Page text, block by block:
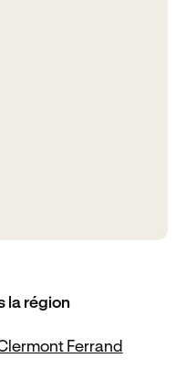
la région
Ferrand